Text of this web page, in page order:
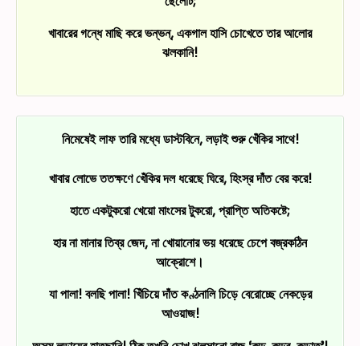
খাবারের গন্ধে মাছি করে ভন্‌ভন্‌, একগাল হাসি চোখেতে তার আলোর
ঝলকানি!
নিমেষেই লাফ তারি মধ্যে ডাস্টবিনে, লড়াই শুরু খেঁকির সাথে!
খাবার লোভে ততক্ষণে খেঁকির দল ধরেছে ঘিরে, হিংস্র দাঁত বের করে!
হাতে একটুকরো খেয়ো মাংসের টুকরো, প্রাপ্তি অতিকষ্টে;
হার না মানার তিব্র জেদ, না খোয়ানোর ভয় ধরেছে চেপে বজ্রকঠিন
আক্রোশে।
যা পালা! বলছি পালা! খিঁচিয়ে দাঁত কণ্ঠনালি চিড়ে বেরোচ্ছে নেকড়ের
আওয়াজ!